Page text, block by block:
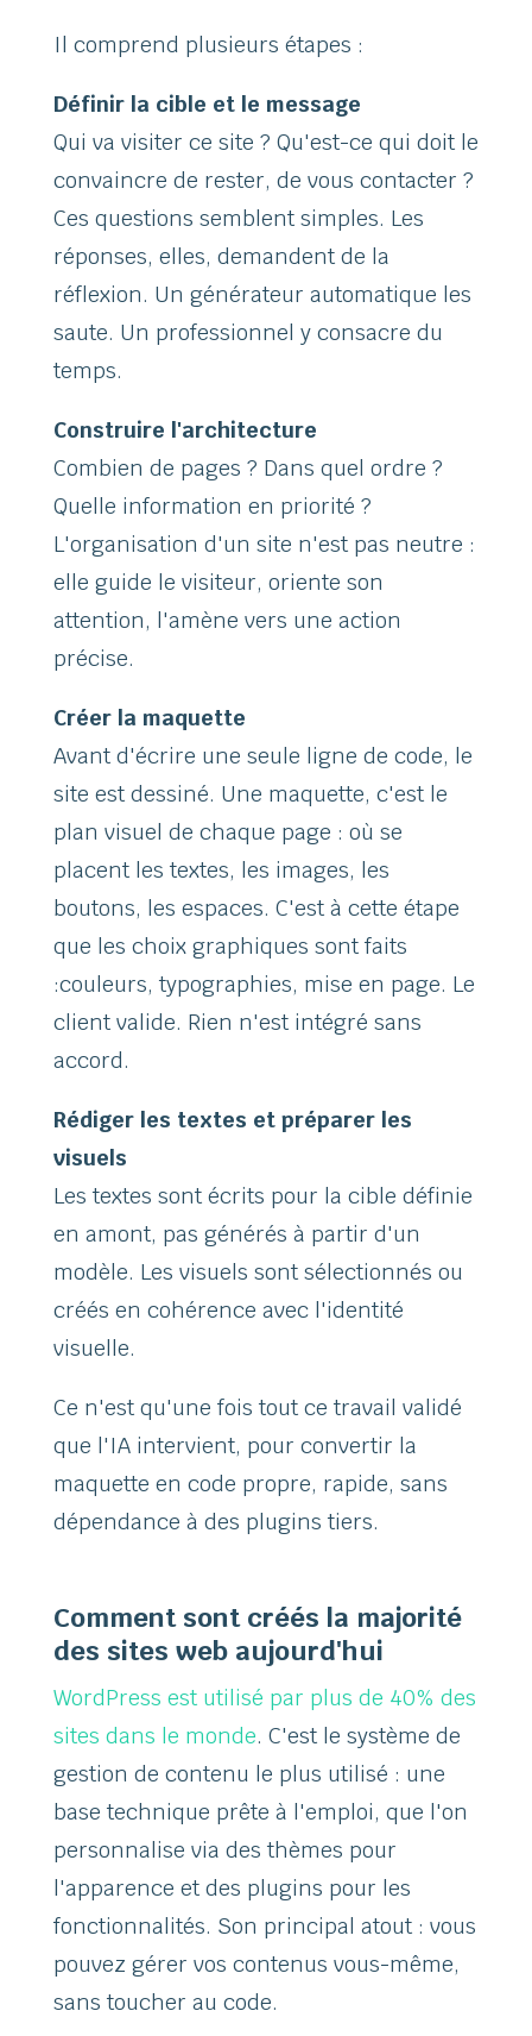
Il comprend plusieurs étapes :
Définir la cible et le message
Qui va visiter ce site ? Qu'est-ce qui doit le
convaincre de rester, de vous contacter ?
Ces questions semblent simples. Les
réponses, elles, demandent de la
réflexion. Un générateur automatique les
saute. Un professionnel y consacre du
temps.
Construire l'architecture
Combien de pages ? Dans quel ordre ?
Quelle information en priorité ?
L'organisation d'un site n'est pas neutre :
elle guide le visiteur, oriente son
attention, l'amène vers une action
précise.
Créer la maquette
Avant d'écrire une seule ligne de code, le
site est dessiné. Une maquette, c'est le
plan visuel de chaque page : où se
placent les textes, les images, les
boutons, les espaces. C'est à cette étape
que les choix graphiques sont faits
:couleurs, typographies, mise en page. Le
client valide. Rien n'est intégré sans
accord.
Rédiger les textes et préparer les
visuels
Les textes sont écrits pour la cible définie
en amont, pas générés à partir d'un
modèle. Les visuels sont sélectionnés ou
créés en cohérence avec l'identité
visuelle.
Ce n'est qu'une fois tout ce travail validé
que l'IA intervient, pour convertir la
maquette en code propre, rapide, sans
dépendance à des plugins tiers.
Comment sont créés la majorité
des sites web aujourd'hui
WordPress est utilisé par plus de 40% des
sites dans le monde. C'est le système de
gestion de contenu le plus utilisé : une
base technique prête à l'emploi, que l'on
personnalise via des thèmes pour
l'apparence et des plugins pour les
fonctionnalités. Son principal atout : vous
pouvez gérer vos contenus vous-même,
sans toucher au code.